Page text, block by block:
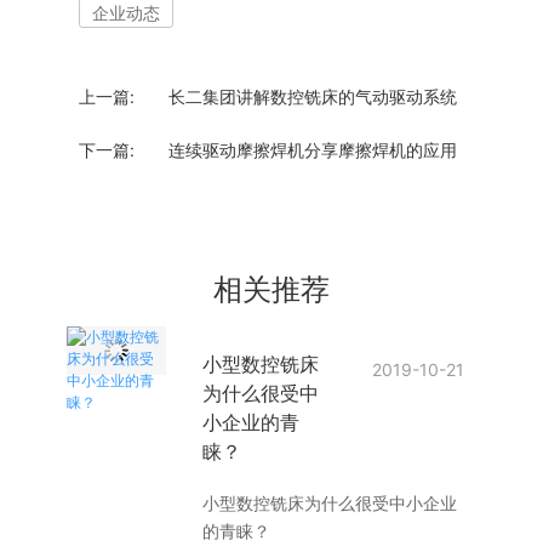
企业动态
上一篇: 长二集团讲解数控铣床的气动驱动系统
下一篇: 连续驱动摩擦焊机分享摩擦焊机的应用
相关推荐
小型数控铣床
为什么很受中
小企业的青
睐？
2019-10-21
小型数控铣床为什么很受中小企业
的青睐？